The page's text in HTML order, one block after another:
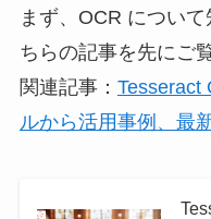
まず、OCR につい
ちらの記事を先にご
関連記事： Tesseract
ルから活用事例、最